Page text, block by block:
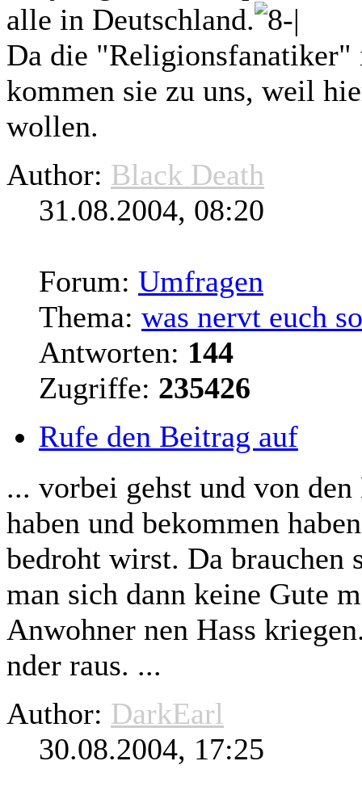
alle in Deutschland.
Da die "Religionsfanatiker"
kommen sie zu uns, weil
wollen.
Author: Black Death
31.08.2004, 08:20
Forum: Umfragen
Thema: was nervt euch
Antworten: 144
Zugriffe: 235426
Rufe den Beitrag auf
... vorbei gehst und von
haben und bekommen
bedroht wirst. Da brauchen
man sich dann keine Gute
Anwohner nen Hass
nder raus. ...
Author: DarkEarl
30.08.2004, 17:25